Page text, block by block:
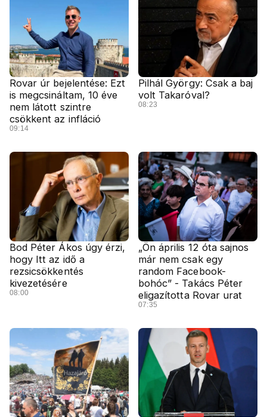
Rovar úr bejelentése: Ezt
is megcsináltam, 10 éve
nem látott szintre
csökkent az infláció
09:14
Pilhál György: Csak a baj
volt Takaróval?
08:23
Bod Péter Ákos úgy érzi,
hogy Itt az idő a
rezsicsökkentés
kivezetésére
08:00
„Ön április 12 óta sajnos
már nem csak egy
random Facebook-
bohóc” - Takács Péter
eligazította Rovar urat
07:35